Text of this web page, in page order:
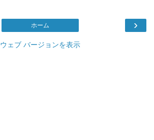
›
ホーム
ウェブ バージョンを表示